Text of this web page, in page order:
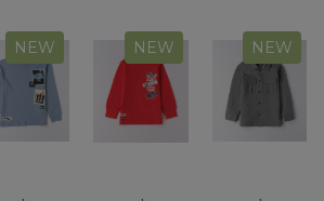
NEW NEW NEW